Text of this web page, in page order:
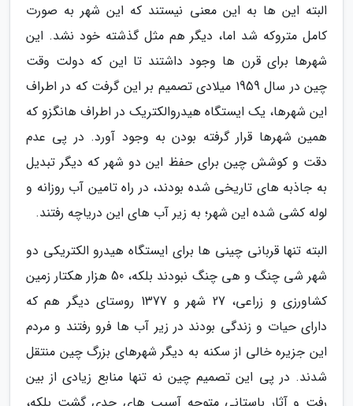
البته این ها به این معنی نیستند که این شهر به صورت
کامل متروکه شد اما، دیگر هم مثل گذشته خود نشد. این
شهرها برای قرن ها وجود داشتند تا این که دولت وقت
چین در سال 1959 میلادی تصمیم بر این گرفت که در اطراف
این شهرها، یک ایستگاه هیدروالکتریک در اطراف هانگزو که
همین شهرها قرار گرفته بودن به وجود آورد. در پی عدم
دقت و کوشش چین برای حفظ این دو شهر که دیگر تبدیل
به جاذبه های تاریخی شده بودند، در راه تامین آب روزانه و
لوله کشی شده این شهر؛ به زیر آب های این دریاچه رفتند.
البته تنها قربانی چینی ها برای ایستگاه هیدرو الکتریکی دو
شهر شی چنگ و هی چنگ نبودند بلکه، 50 هزار هکتار زمین
کشاورزی و زراعی، 27 شهر و 1377 روستای دیگر هم که
دارای حیات و زندگی بودند در زیر آب ها فرو رفتند و مردم
این جزیره خالی از سکنه به دیگر شهرهای بزرگ چین منتقل
شدند. در پی این تصمیم چین نه تنها منابع زیادی از بین